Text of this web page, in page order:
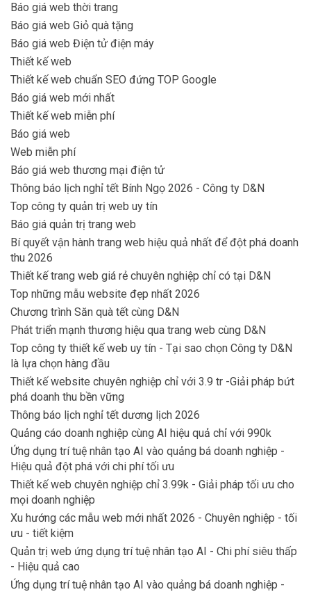
Báo giá web thời trang
Báo giá web Giỏ quà tặng
Báo giá web Điện tử điện máy
Thiết kế web
Thiết kế web chuẩn SEO đứng TOP Google
Báo giá web mới nhất
Thiết kế web miễn phí
Báo giá web
Web miễn phí
Báo giá web thương mại điện tử
Thông báo lịch nghỉ tết Bính Ngọ 2026 - Công ty D&N
Top công ty quản trị web uy tín
Báo giá quản trị trang web
Bí quyết vận hành trang web hiệu quả nhất để đột phá doanh
thu 2026
Thiết kế trang web giá rẻ chuyên nghiệp chỉ có tại D&N
Top những mẫu website đẹp nhất 2026
Chương trình Săn quà tết cùng D&N
Phát triển mạnh thương hiệu qua trang web cùng D&N
Top công ty thiết kế web uy tín - Tại sao chọn Công ty D&N
là lựa chọn hàng đầu
Thiết kế website chuyên nghiệp chỉ với 3.9 tr -Giải pháp bứt
phá doanh thu bền vững
Thông báo lịch nghỉ tết dương lịch 2026
Quảng cáo doanh nghiệp cùng AI hiệu quả chỉ với 990k
Ứng dụng trí tuệ nhân tạo AI vào quảng bá doanh nghiệp -
Hiệu quả đột phá với chi phí tối ưu
Thiết kế web chuyên nghiệp chỉ 3.99k - Giải pháp tối ưu cho
mọi doanh nghiệp
Xu hướng các mẫu web mới nhất 2026 - Chuyên nghiệp - tối
ưu - tiết kiệm
Quản trị web ứng dụng trí tuệ nhân tạo AI - Chi phí siêu thấp
- Hiệu quả cao
Ứng dụng trí tuệ nhân tạo AI vào quảng bá doanh nghiệp -